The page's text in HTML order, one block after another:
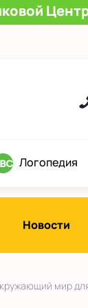
Логопедия
Новости
мир